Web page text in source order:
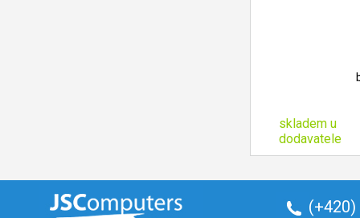
skladem u
dodavatele
(+420)